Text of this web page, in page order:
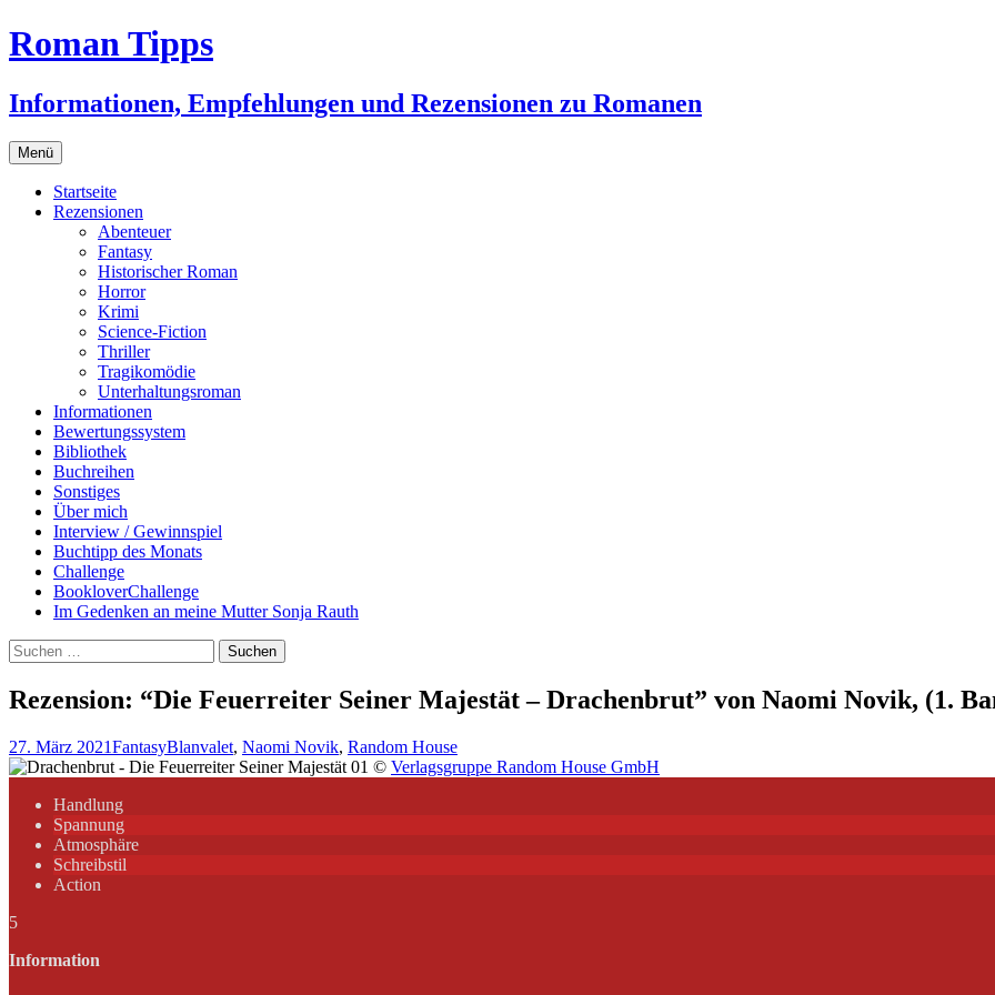
Zum
Inhalt
Roman Tipps
Informationen, Empfehlungen und Rezensionen zu Romanen
Menü
Startseite
Rezensionen
Abenteuer
Fantasy
Historischer Roman
Horror
Krimi
Science-Fiction
Thriller
Tragikomödie
Unterhaltungsroman
Informationen
Bewertungssystem
Bibliothek
Buchreihen
Sonstiges
Über mich
Interview / Gewinnspiel
Buchtipp des Monats
Challenge
BookloverChallenge
Im Gedenken an meine Mutter Sonja Rauth
Suchen
nach:
Rezension: “Die Feuerreiter Seiner Majestät – Drachenbrut” von Naomi Novik, (1.
27. März 2021FantasyBlanvalet, Naomi Novik, Random House
© Verlagsgruppe Random House GmbH
Handlung
Spannung
Atmosphäre
Schreibstil
Action
5
Information